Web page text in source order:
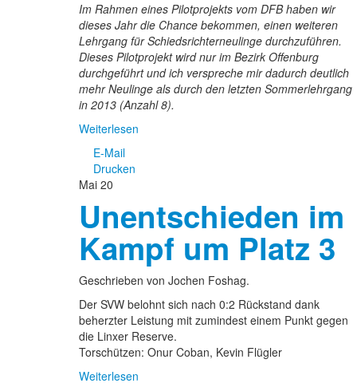
Im Rahmen eines Pilotprojekts vom DFB haben wir
dieses Jahr die Chance bekommen, einen weiteren
Lehrgang für Schiedsrichterneulinge durchzuführen.
Dieses Pilotprojekt wird nur im Bezirk Offenburg
durchgeführt und ich verspreche mir dadurch deutlich
mehr Neulinge als durch den letzten Sommerlehrgang
in 2013 (Anzahl 8).
Weiterlesen
E-Mail
Drucken
Mai 20
Unentschieden im
Kampf um Platz 3
Geschrieben von Jochen Foshag.
Der SVW belohnt sich nach 0:2 Rückstand dank
beherzter Leistung mit zumindest einem Punkt gegen
die Linxer Reserve.
Torschützen: Onur Coban, Kevin Flügler
Weiterlesen